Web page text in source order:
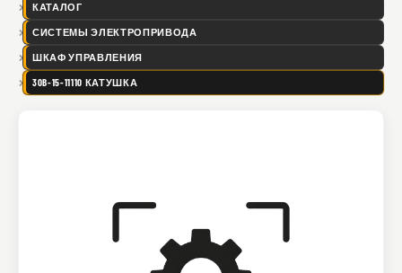
КАТАЛОГ
СИСТЕМЫ ЭЛЕКТРОПРИВОДА
ШКАФ УПРАВЛЕНИЯ
30B-15-11110 КАТУШКА